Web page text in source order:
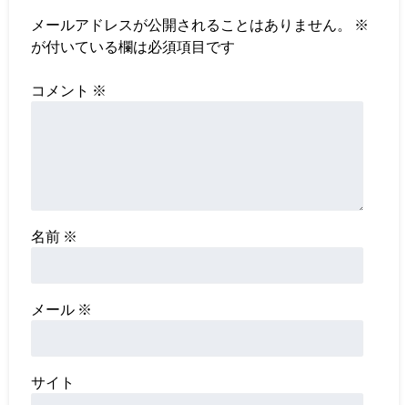
メールアドレスが公開されることはありません。
※
が付いている欄は必須項目です
コメント ※
名前 ※
メール ※
サイト